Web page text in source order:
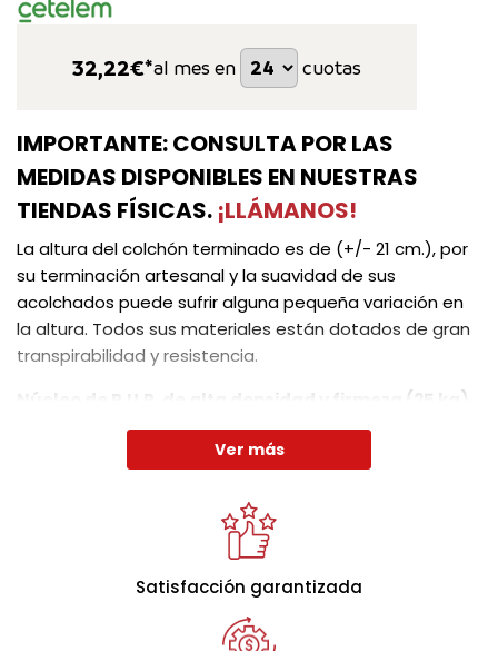
32,22€*al mes en cuotas
IMPORTANTE: CONSULTA POR LAS
MEDIDAS DISPONIBLES EN NUESTRAS
TIENDAS FÍSICAS. ¡LLÁMANOS!
La altura del colchón terminado es de (+/- 21 cm.), por
su terminación artesanal y la suavidad de sus
acolchados puede sufrir alguna pequeña variación en
la altura. Todos sus materiales están dotados de gran
transpirabilidad y resistencia.
Núcleo de P.U.R. de alta densidad y firmeza (25 kg)
diseñado para el cliente que busca una consistencia en
la tumbada pero con un alto grado de adaptabilidad y
Canapé Abatible Bedboxde madera premium.
Optimiza tu descanso y maximiza el
almacenamientoen tu habitación con esta solución
Ver más
Satisfacción garantizada